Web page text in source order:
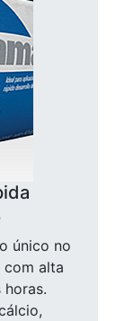
único no
com alta